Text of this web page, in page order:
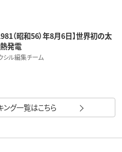
（昭和56）年8月6日】世界初の太
発電
シル編集チーム
ング一覧はこちら